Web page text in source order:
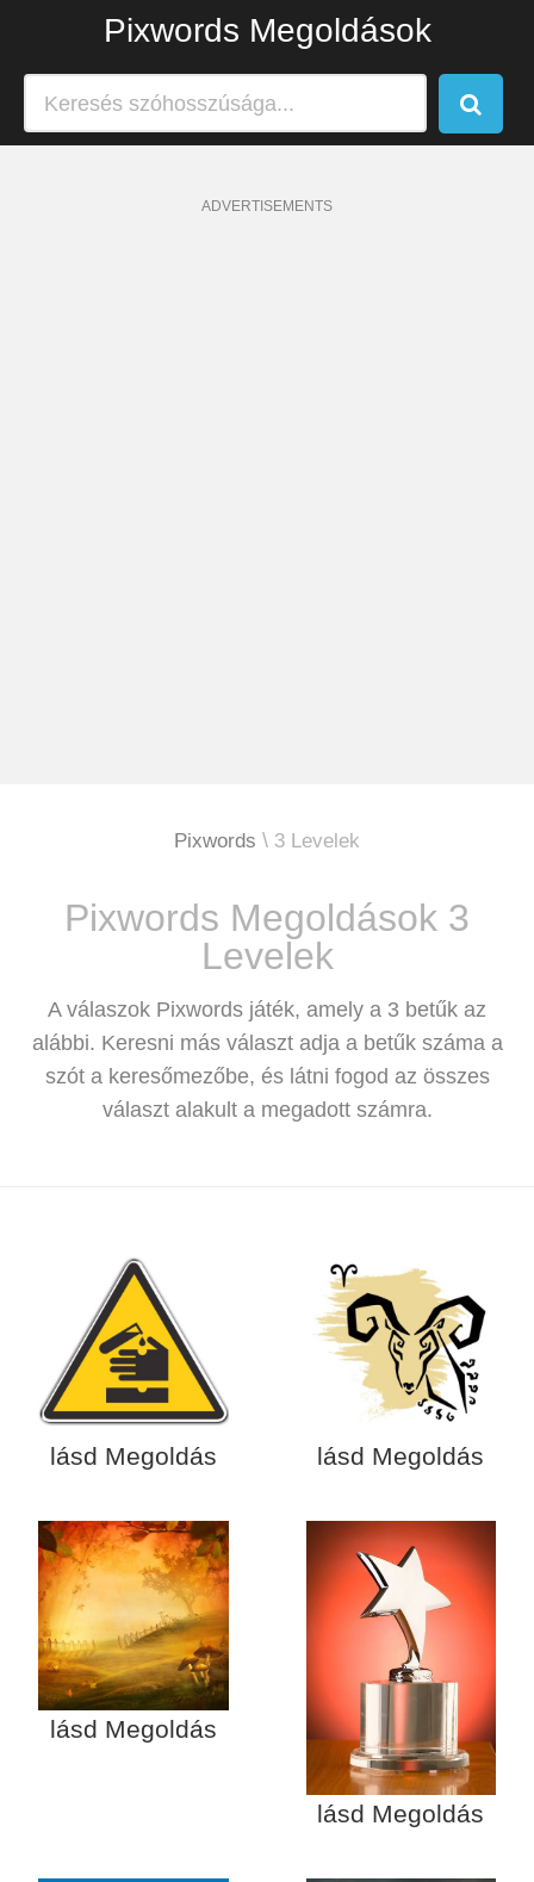
Pixwords Megoldások
ADVERTISEMENTS
Pixwords 3 Levelek
Pixwords Megoldások 3
Levelek
A válaszok Pixwords játék, amely a 3 betűk az
alábbi. Keresni más választ adja a betűk száma a
szót a keresőmezőbe, és látni fogod az összes
választ alakult a megadott számra.
lásd Megoldás lásd Megoldás
lásd Megoldás
lásd Megoldás